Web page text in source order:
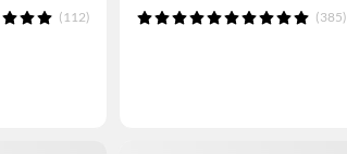
(112) (385)